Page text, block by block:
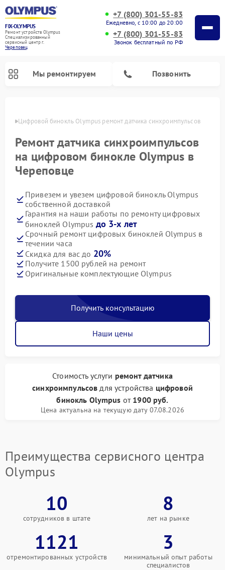
FIX-OLYMPUS
Ремонт устройств Olympus
Специализированный
cервисный центр г.
Череповец
+7 (800) 301-55-83
Ежедневно, с 10:00 до 20:00
+7 (800) 301-55-83
Звонок бесплатный по РФ
Мы ремонтируем Позвонить
Цифровой бинокль Olympus ремонт датчика синхроимпульсов
Ремонт датчика синхроимпульсов
на цифровом бинокле Olympus в
Череповце
Привезем и увезем цифровой бинокль Olympus
собственной доставкой
Гарантия на наши работы по ремонту цифровых
биноклей Olympus до 3-х лет
Срочный ремонт цифровых биноклей Olympus в
течении часа
Скидка для вас до 20%
Получите 1500 рублей на ремонт
Оригинальные комплектующие Olympus
Получить консультацию
Наши цены
Стоимость услуги ремонт датчика
синхроимпульсов для устройства цифровой
бинокль Olympus от 1900 руб.
Цена актуальна на текущую дату 07.08.2026
Преимущества сервисного центра
Olympus
10
сотрудников в штате
8
лет на рынке
1121
отремонтированных устройств
3
минимальный опыт работы
специалистов